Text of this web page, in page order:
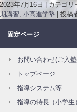
2023年7月16日 | カテゴリ
期講習 小高進学塾 | 投稿
固定ページ
お問い合わせ(ご入
トップページ
指導システム等
指導の特長（小学生）